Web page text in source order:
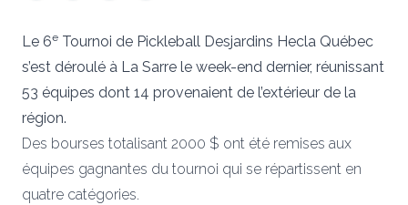
Le 6e Tournoi de Pickleball Desjardins Hecla Québec
s’est déroulé à La Sarre le week-end dernier, réunissant
53 équipes dont 14 provenaient de l’extérieur de la
région.
Des bourses totalisant 2000 $ ont été remises aux
équipes gagnantes du tournoi qui se répartissent en
quatre catégories.